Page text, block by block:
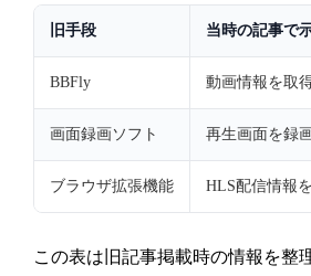
旧手段 当時の記事で
BBFly 動画情報を取
画面録画ソフト 再生画面を録
ブラウザ拡張機能 HLS配信情報
この表は旧記事掲載時の情報を整